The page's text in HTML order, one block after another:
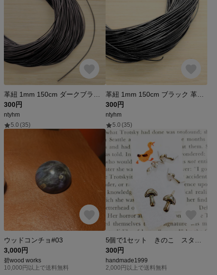
300円
ntyhm
5.0 (35)
300円
ntyhm
5.0 (35)
ウッドコンチョ#03
3,000円
碧wood works
10,000円以上で送料無料
300円
handmade1999
2,000円以上で送料無料